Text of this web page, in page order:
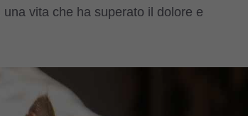
vita che ha superato il dolore e